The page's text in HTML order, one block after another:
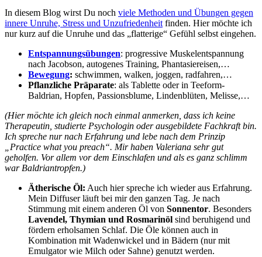
In diesem Blog wirst Du noch viele Methoden und Übungen gegen
innere Unruhe, Stress und Unzufriedenheit finden. Hier möchte ich
nur kurz auf die Unruhe und das „flatterige“ Gefühl selbst eingehen.
Entspannungsübungen: progressive Muskelentspannung
nach Jacobson, autogenes Training, Phantasiereisen,…
Bewegung: schwimmen, walken, joggen, radfahren,…
Pflanzliche Präparate: als Tablette oder in Teeform-
Baldrian, Hopfen, Passionsblume, Lindenblüten, Melisse,…
(Hier möchte ich gleich noch einmal anmerken, dass ich keine
Therapeutin, studierte Psychologin oder ausgebildete Fachkraft bin.
Ich spreche nur nach Erfahrung und lebe nach dem Prinzip
„Practice what you preach“. Mir haben Valeriana sehr gut
geholfen. Vor allem vor dem Einschlafen und als es ganz schlimm
war Baldriantropfen.)
Ätherische Öl: Auch hier spreche ich wieder aus Erfahrung.
Mein Diffuser läuft bei mir den ganzen Tag. Je nach
Stimmung mit einem anderen Öl von Sonnentor. Besonders
Lavendel, Thymian und Rosmarinöl sind beruhigend und
fördern erholsamen Schlaf. Die Öle können auch in
Kombination mit Wadenwickel und in Bädern (nur mit
Emulgator wie Milch oder Sahne) genutzt werden.